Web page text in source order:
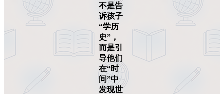
不是告
诉孩子
“学历
史”，
而是引
导他们
在“时
间”中
发现世